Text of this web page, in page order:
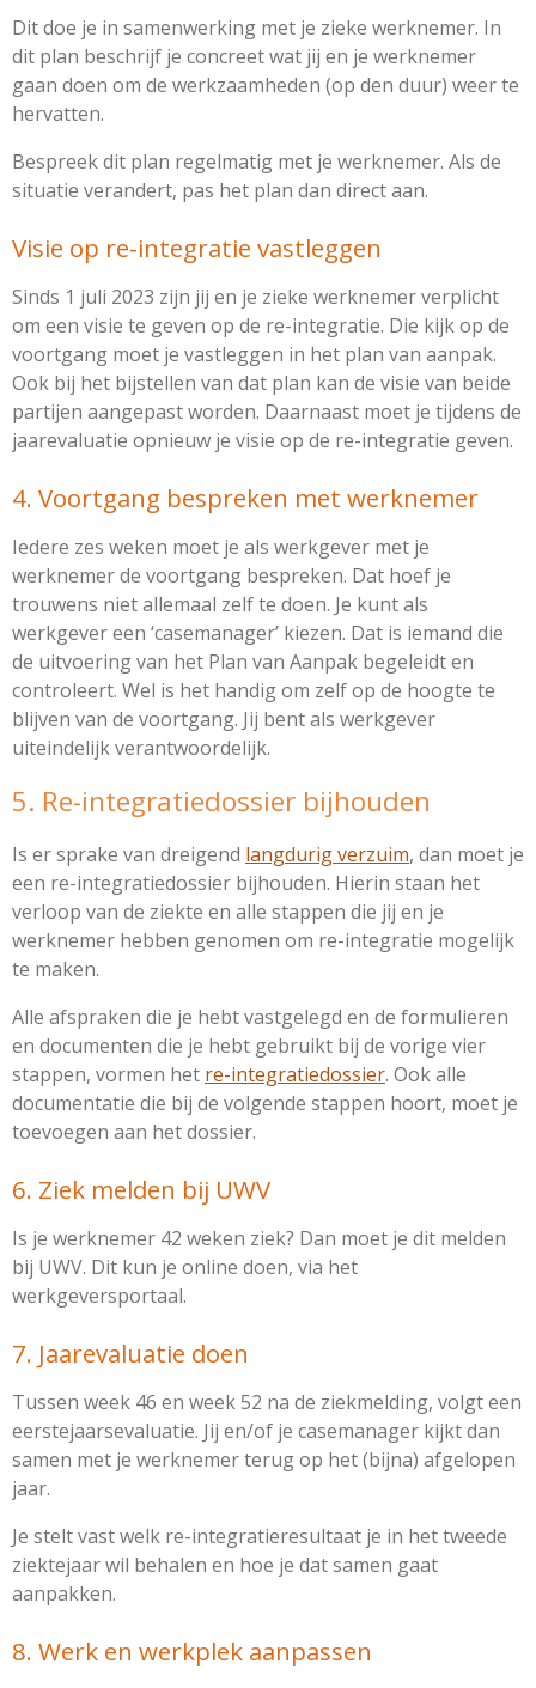
Dit doe je in samenwerking met je zieke werknemer. In
dit plan beschrijf je concreet wat jij en je werknemer
gaan doen om de werkzaamheden (op den duur) weer te
hervatten.
Bespreek dit plan regelmatig met je werknemer. Als de
situatie verandert, pas het plan dan direct aan.
Visie op re-integratie vastleggen
Sinds 1 juli 2023 zijn jij en je zieke werknemer verplicht
om een visie te geven op de re-integratie. Die kijk op de
voortgang moet je vastleggen in het plan van aanpak.
Ook bij het bijstellen van dat plan kan de visie van beide
partijen aangepast worden. Daarnaast moet je tijdens de
jaarevaluatie opnieuw je visie op de re-integratie geven.
4. Voortgang bespreken met werknemer
Iedere zes weken moet je als werkgever met je
werknemer de voortgang bespreken. Dat hoef je
trouwens niet allemaal zelf te doen. Je kunt als
werkgever een ‘casemanager’ kiezen. Dat is iemand die
de uitvoering van het Plan van Aanpak begeleidt en
controleert. Wel is het handig om zelf op de hoogte te
blijven van de voortgang. Jij bent als werkgever
uiteindelijk verantwoordelijk.
5. Re-integratiedossier bijhouden
Is er sprake van dreigend langdurig verzuim, dan moet je
een re-integratiedossier bijhouden. Hierin staan het
verloop van de ziekte en alle stappen die jij en je
werknemer hebben genomen om re-integratie mogelijk
te maken.
Alle afspraken die je hebt vastgelegd en de formulieren
en documenten die je hebt gebruikt bij de vorige vier
stappen, vormen het re-integratiedossier. Ook alle
documentatie die bij de volgende stappen hoort, moet je
toevoegen aan het dossier.
6. Ziek melden bij UWV
Is je werknemer 42 weken ziek? Dan moet je dit melden
bij UWV. Dit kun je online doen, via het
werkgeversportaal.
7. Jaarevaluatie doen
Tussen week 46 en week 52 na de ziekmelding, volgt een
eerstejaarsevaluatie. Jij en/of je casemanager kijkt dan
samen met je werknemer terug op het (bijna) afgelopen
jaar.
Je stelt vast welk re-integratieresultaat je in het tweede
ziektejaar wil behalen en hoe je dat samen gaat
aanpakken.
8. Werk en werkplek aanpassen